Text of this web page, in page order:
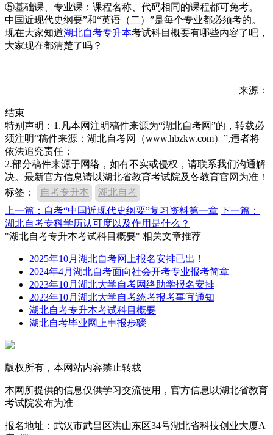
⑤基础课、专业课：课程名称、代码相同的课程都可免考。
中国近现代史纲要”和“英语（二）”是每个专业都必须考的。
现在大家知道湖北自考专升本考试科目概要有哪些内容了吧，
大家现在都清楚了吗？
来源：
结束
特别声明：1.凡本网注明稿件来源为“湖北自考网”的，转载必
须注明“稿件来源：湖北自考网（www.hbzkw.com）”,违者将
依法追究责任；
2.部分稿件来源于网络，如有不实或侵权，请联系我们沟通解
决。最新官方信息请以湖北省教育考试院及各教育官网为准！
标签：
自考专升本
湖北自考
上一篇：自考“中国近现代史纲要”复习资料第一章 下一篇：
湖北自考专科学历认可度以及作用是什么？
"湖北自考专升本考试科目概要" 相关文章推荐
2025年10月湖北自考网上报名安排已出！
2024年4月湖北自考面向社会开考专业报考简章
2023年10月湖北大学自考网络助学报名安排
2023年10月湖北大学自考统考报考事宜通知
湖北自考专升本考试科目概要
湖北自考毕业网上申报步骤
版权所有，本网站内容禁止转载
本网所提供的信息仅供学习交流使用，官方信息以湖北省教育
考试院发布为准
报名地址：武汉市武昌区洪山东区34号湖北省科技创业大厦A